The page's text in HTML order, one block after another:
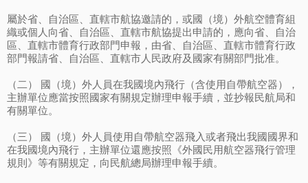
屬於省、自治區、直轄市航協邀請的，或國（境）外航空體育組
織或個人向省、自治區、直轄市航協提出申請的，應向省、自治
區、直轄市體育行政部門申報，由省、自治區、直轄市體育行政
部門報請省、自治區、直轄市人民政府及國家有關部門批准。
（二） 國（境）外人員在我國境內飛行（含使用自帶航空器），
主辦單位應當按照國家有關規定辦理申報手續，並抄報民航局和
有關單位。
（三） 國（境）外人員使用自帶航空器飛入或者飛出我國國界和
在我國境內飛行，主辦單位還應按照《外國民用航空器飛行管理
規則》等有關規定，向民航總局辦理申報手續。